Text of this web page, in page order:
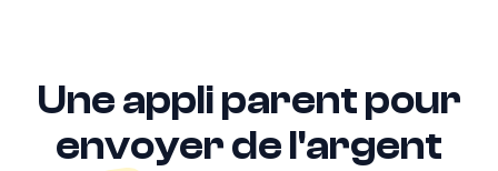
Une appli parent pour
envoyer de l'argent